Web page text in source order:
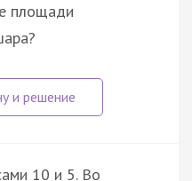
площади
10 и 5. Во